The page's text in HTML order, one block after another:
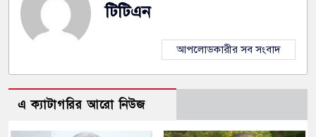
টিটিএন
আপলোডকারীর সব সংবাদ
এ ক্যাটাগরির আরো নিউজ